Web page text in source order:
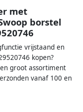
met
borstel
vrijstaand en
kopen?
groot assortiment
vanaf 100 en